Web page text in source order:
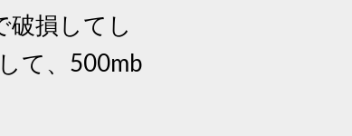
破損してし
て、500mb